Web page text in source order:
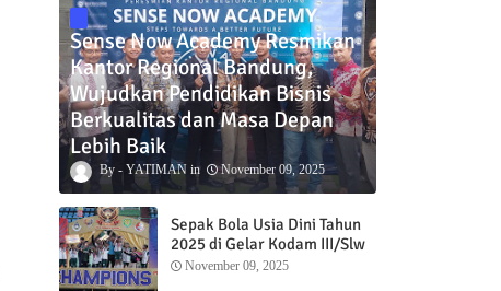
Sense Now Academy Resmikan
Kantor Regional Bandung,
Wujudkan Pendidikan Bisnis
Berkualitas dan Masa Depan
Lebih Baik
YATIMAN November 09, 2025
Sepak Bola Usia Dini Tahun
2025 di Gelar Kodam III/Slw
November 09, 2025